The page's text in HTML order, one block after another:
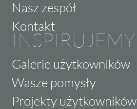
Nasz zespół
Kontakt
INSPIRUJEMY
Galerie użytkowników
Wasze pomysły
Projekty użytkowników